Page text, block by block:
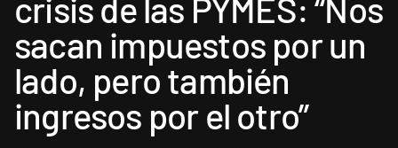
crisis de las PYMES: “Nos
sacan impuestos por un
lado, pero también
ingresos por el otro”